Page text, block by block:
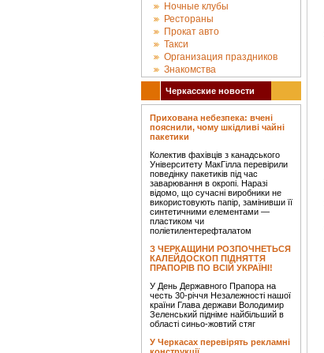
Ночные клубы
Рестораны
Прокат авто
Такси
Организация праздников
Знакомства
Черкасские новости
Прихована небезпека: вчені
пояснили, чому шкідливі чайні
пакетики
Колектив фахівців з канадського
Університету МакГілла перевірили
поведінку пакетиків під час
заварювання в окропі. Наразі
відомо, що сучасні виробники не
використовують папір, замінивши її
синтетичними елементами —
пластиком чи
поліетилентерефталатом
З ЧЕРКАЩИНИ РОЗПОЧНЕТЬСЯ
КАЛЕЙДОСКОП ПІДНЯТТЯ
ПРАПОРІВ ПО ВСІЙ УКРАЇНІ!
У День Державного Прапора на
честь 30-річчя Незалежності нашої
країни Глава держави Володимир
Зеленський підніме найбільший в
області синьо-жовтий стяг
У Черкасах перевірять рекламні